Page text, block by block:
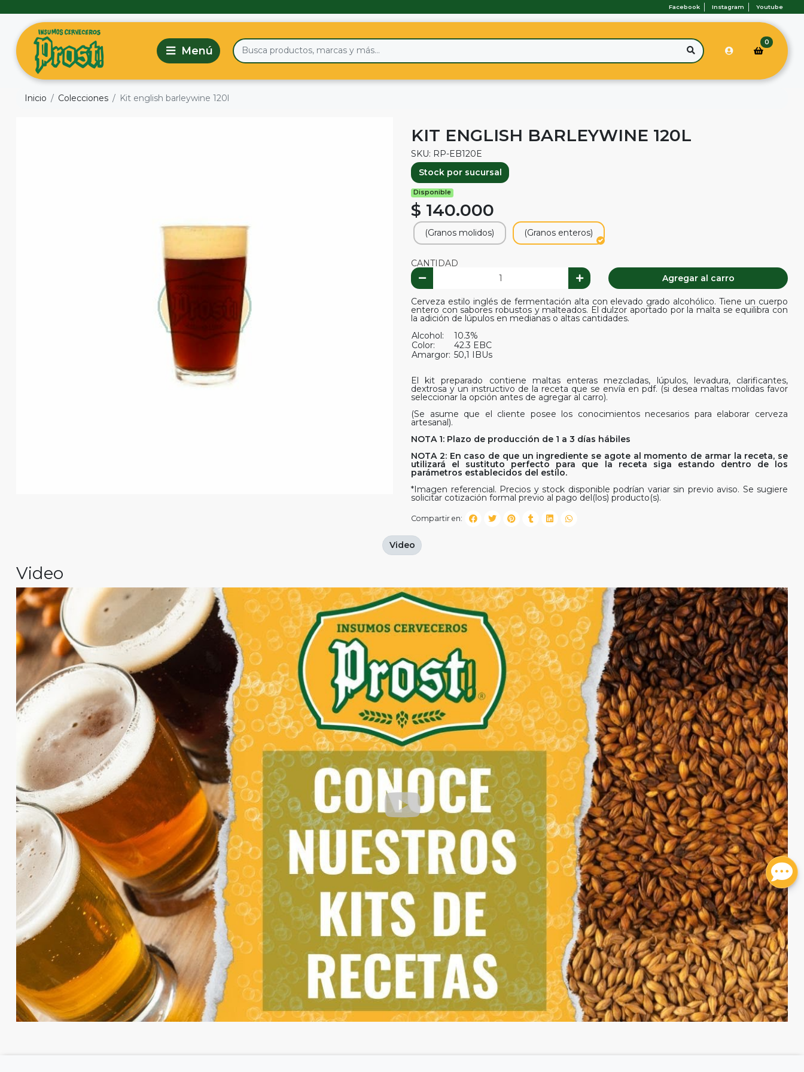
Facebook Instagram Youtube
0
Inicio Colecciones Kit english barleywine 120l
KIT ENGLISH BARLEYWINE 120L
SKU: RP-EB120E
Stock por sucursal
Disponible
$ 140.000
(Granos molidos) (Granos enteros)
CANTIDAD
Agregar al carro
Cerveza estilo inglés de fermentación alta con elevado grado alcohólico. Tiene un cuerpo
entero con sabores robustos y malteados. El dulzor aportado por la malta se equilibra con
la adición de lúpulos en medianas o altas cantidades.
Alcohol:
10.3%
Color:
42.3 EBC
Amargor: 50,1 IBUs
El kit preparado contiene maltas enteras mezcladas, lúpulos, levadura, clarificantes,
dextrosa y un instructivo de la receta que se envía en pdf. (si desea maltas molidas favor
seleccionar la opción antes de agregar al carro).
(Se asume que el cliente posee los conocimientos necesarios para elaborar cerveza
artesanal).
NOTA 1: Plazo de producción de 1 a 3 días hábiles
NOTA 2: En caso de que un ingrediente se agote al momento de armar la receta, se
utilizará el sustituto perfecto para que la receta siga estando dentro de los
parámetros establecidos del estilo.
*Imagen referencial. Precios y stock disponible podrían variar sin previo aviso. Se sugiere
solicitar cotización formal previo al pago del(los) producto(s).
Compartir en:
Video
Video